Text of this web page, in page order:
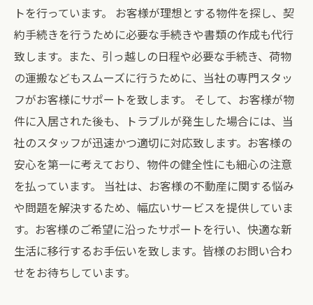
トを行っています。 お客様が理想とする物件を探し、契
約手続きを行うために必要な手続きや書類の作成も代行
致します。また、引っ越しの日程や必要な手続き、荷物
の運搬などもスムーズに行うために、当社の専門スタッ
フがお客様にサポートを致します。 そして、お客様が物
件に入居された後も、トラブルが発生した場合には、当
社のスタッフが迅速かつ適切に対応致します。お客様の
安心を第一に考えており、物件の健全性にも細心の注意
を払っています。 当社は、お客様の不動産に関する悩み
や問題を解決するため、幅広いサービスを提供していま
す。お客様のご希望に沿ったサポートを行い、快適な新
生活に移行するお手伝いを致します。皆様のお問い合わ
せをお待ちしています。